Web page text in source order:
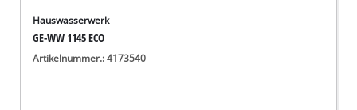
Hauswasserwerk
GE-WW 1145 ECO
Artikelnummer.: 4173540